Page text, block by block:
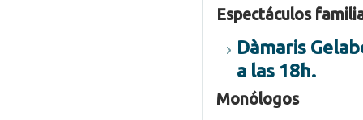
Espectáculos
Dàmaris
a las 18h.
Monólogos